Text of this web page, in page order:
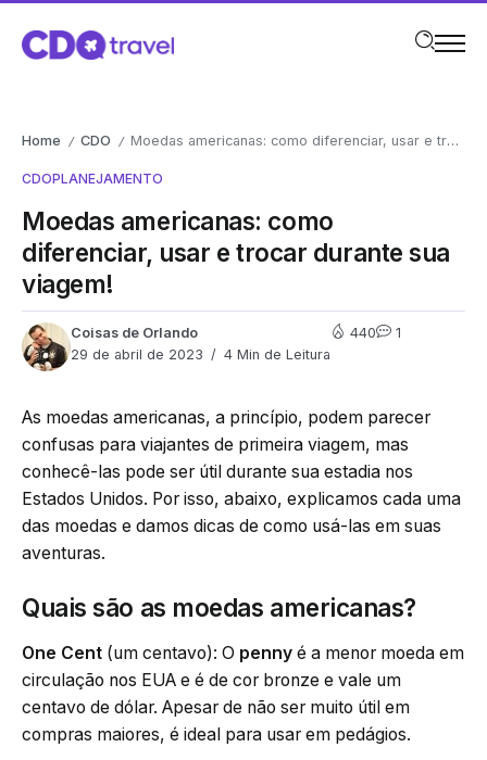
Home / CDO / Moedas americanas: como diferenciar, usar e trocar durante sua viagem!
CDOPLANEJAMENTO
Moedas americanas: como
diferenciar, usar e trocar durante sua
viagem!
Coisas de Orlando
29 de abril de 2023
4 Min de Leitura
440 1
As moedas americanas, a princípio, podem parecer
confusas para viajantes de primeira viagem, mas
conhecê-las pode ser útil durante sua estadia nos
Estados Unidos. Por isso, abaixo, explicamos cada uma
das moedas e damos dicas de como usá-las em suas
aventuras.
Quais são as moedas americanas?
One Cent (um centavo): O penny é a menor moeda em
circulação nos EUA e é de cor bronze e vale um
centavo de dólar. Apesar de não ser muito útil em
compras maiores, é ideal para usar em pedágios.